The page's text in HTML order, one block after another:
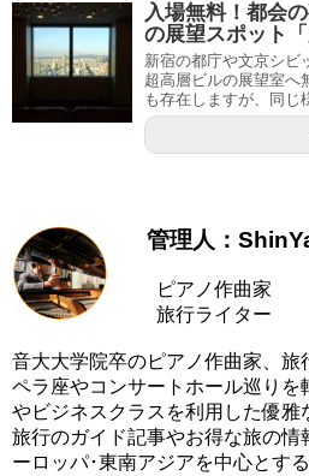
入場無料！都会
の展望スポット
新宿の都庁や文京シビ
超高層ビルの展望室へ
も存在しますが、同じ
管理人：
ピアノ作曲家
旅行ライター
音大大学院卒のピアノ作曲家、旅
ペラ座やコンサートホール巡りを
やビジネスクラスを利用した優雅
旅行のガイド記事やお得な旅の情
ーロッパ･東南アジアを中心とす